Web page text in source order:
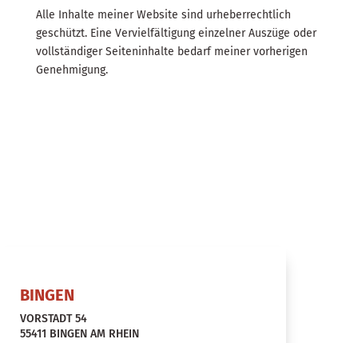
Alle Inhalte meiner Website sind urheberrechtlich
geschützt. Eine Vervielfältigung einzelner Auszüge oder
vollständiger Seiteninhalte bedarf meiner vorherigen
Genehmigung.
BINGEN
VORSTADT 54
55411 BINGEN AM RHEIN